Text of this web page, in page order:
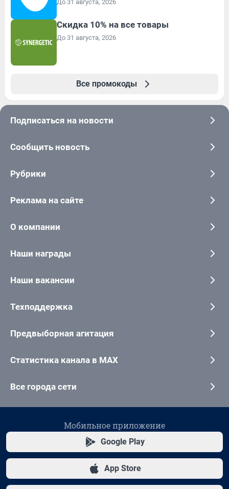
До 31 августа, 2026
Скидка 10% на все товары
До 31 августа, 2026
Все промокоды
Подписаться на новости
Сообщить новость
Рубрики
Реклама на сайте
О компании
Наши награды
Наши вакансии
Техподдержка
Предвыборная агитация
Статистика канала в MAX
Все города сети
Мобильное приложение
Google Play
App Store